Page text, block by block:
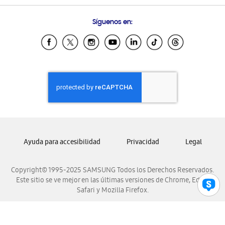
Samsung Ecuador
Samsung El Salvador
Samsung Honduras
Samsung Nicaragua
Samsung Panamá
Samsung Venezuela
Síguenos en:
Copyright© 1995-2025 SAMSUNG Todos los Derechos Reservados.
Este sitio se ve mejor en las últimas versiones de Chrome, Edge,
Safari y Mozilla Firefox.
Ayuda para accesibilidad Privacidad Legal